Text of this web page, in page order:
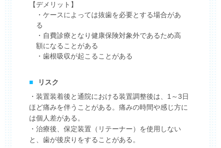
【デメリット】
・ケースによっては抜歯を必要とする場合があ
る
・自費診療となり健康保険対象外であるため高
額になることがある
・歯根吸収が起こることがある
■
リスク
・装置装着後と通院における装置調整後は、1～3日
ほど痛みを伴うことがある。痛みの時間や感じ方に
は個人差がある。
・治療後、保定装置（リテーナー）を使用しない
と、歯が後戻りをすることがある。